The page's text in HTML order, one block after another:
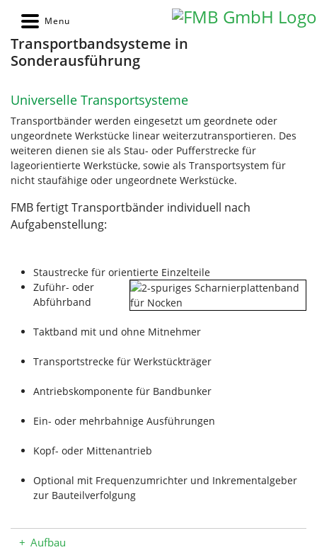
Transportbandsysteme in
Sonderausführung
Universelle Transportsysteme
Transportbänder werden eingesetzt um geordnete oder
ungeordnete Werkstücke linear weiterzutransportieren. Des
weiteren dienen sie als Stau- oder Pufferstrecke für
lageorientierte Werkstücke, sowie als Transportsystem für
nicht staufähige oder ungeordnete Werkstücke.
FMB fertigt Transportbänder individuell nach
Aufgabenstellung:
Staustrecke für orientierte Einzelteile
Zuführ- oder
Abführband
Taktband mit und ohne Mitnehmer
Transportstrecke für Werkstückträger
Antriebskomponente für Bandbunker
Ein- oder mehrbahnige Ausführungen
Kopf- oder Mittenantrieb
Optional mit Frequenzumrichter und Inkrementalgeber
zur Bauteilverfolgung
+ Aufbau